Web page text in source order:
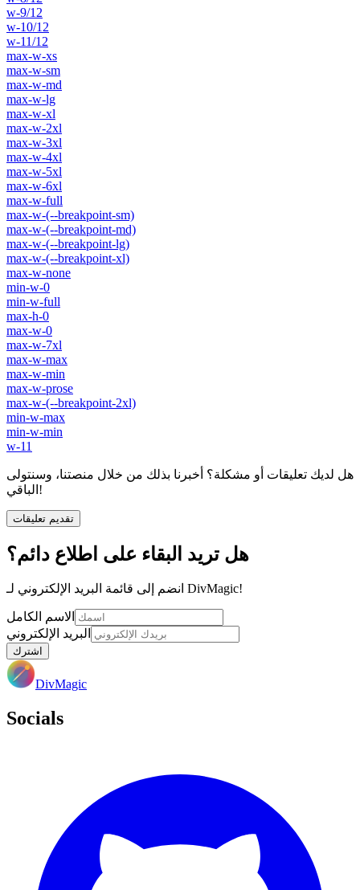
w-9/12
w-10/12
w-11/12
max-w-xs
max-w-sm
max-w-md
max-w-lg
max-w-xl
max-w-2xl
max-w-3xl
max-w-4xl
max-w-5xl
max-w-6xl
max-w-full
max-w-(--breakpoint-sm)
max-w-(--breakpoint-md)
max-w-(--breakpoint-lg)
max-w-(--breakpoint-xl)
max-w-none
min-w-0
min-w-full
max-h-0
max-w-0
max-w-7xl
max-w-max
max-w-min
max-w-prose
max-w-(--breakpoint-2xl)
min-w-max
min-w-min
w-11
هل لديك تعليقات أو مشكلة؟ أخبرنا بذلك من خلال منصتنا، وسنتولى
الباقي!
تقديم تعليقات
هل تريد البقاء على اطلاع دائم؟
انضم إلى قائمة البريد الإلكتروني لـ DivMagic!
الاسم الكامل
البريد الإلكتروني
اشترك
DivMagic
Socials